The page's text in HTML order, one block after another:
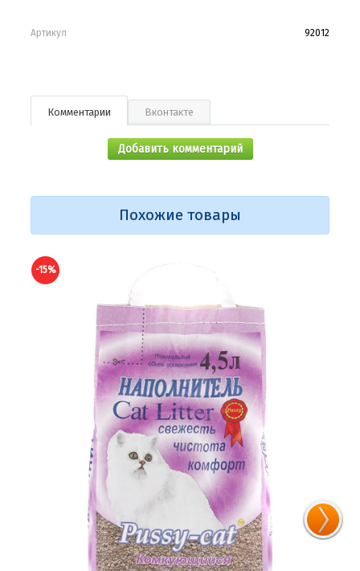
Артикул 92012
Комментарии Вконтакте
Добавить комментарий
Похожие товары
-15%